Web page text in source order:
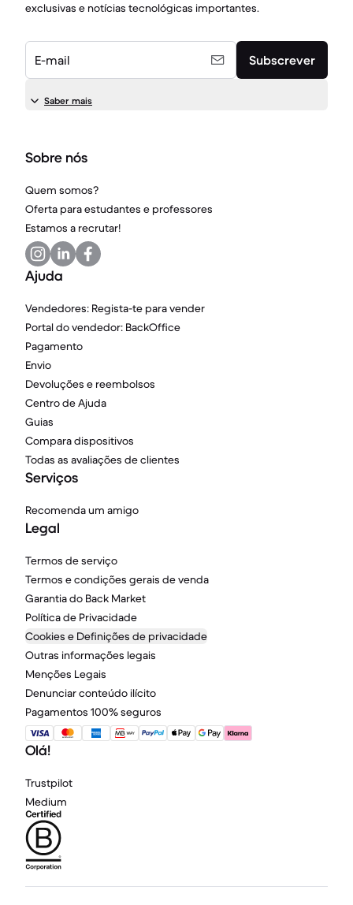
exclusivas e notícias tecnológicas importantes.
E-mail Subscrever
Saber mais
Sobre nós
Quem somos?
Oferta para estudantes e professores
Estamos a recrutar!
Ajuda
Vendedores: Regista-te para vender
Portal do vendedor: BackOffice
Pagamento
Envio
Devoluções e reembolsos
Centro de Ajuda
Guias
Compara dispositivos
Todas as avaliações de clientes
Serviços
Recomenda um amigo
Legal
Termos de serviço
Termos e condições gerais de venda
Garantia do Back Market
Política de Privacidade
Cookies e Definições de privacidade
Outras informações legais
Menções Legais
Denunciar conteúdo ilícito
Pagamentos 100% seguros
Olá!
Trustpilot
Medium